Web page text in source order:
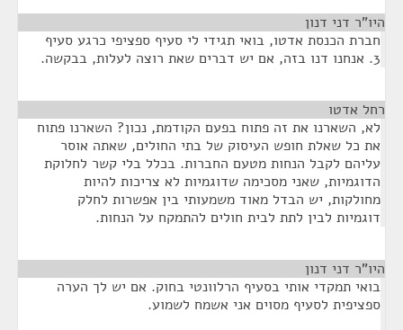
היו"ר דני דנון
חברת הכנסת אדטו, בואי תגידי לי סעיף ספציפי כרגע סעיף
3. אנחנו דנו בזה, אם יש דברים שאת רוצה לעלות, בבקשה.
רחל אדטו
לא, השארנו את זה פתוח בפעם הקודמת, נכון? השארנו פתוח
את כל שאלת חופש העיסוק של בתי החולים, שאתה אוסר
עליהם לקבל הנחות מטעם החברות. בכלל בלי קשר לחלוקת
הדוגמיות, שאני מסכימה שדוגמיות לא צריכות להיות
מחולקות, יש הבדל מאוד משמעותי בין אפשרות לחלק
דוגמיות לבין לתת לבית חולים להתמקח על הנחות.
היו"ר דני דנון
בואי תמקדי אותי בסעיף הרלוונטי בחוק. אם יש לך הערה
ספציפית לסעיף מסוים אני אשמח לשמוע.